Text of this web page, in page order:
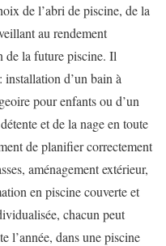
de l’abri de piscine, de la
au rendement
de la future piscine. Il
installation d’un bain à
pour enfants ou d’un
et de la nage en toute
de planifier correctement
aménagement extérieur,
en piscine couverte et
chacun peut
l’année, dans une piscine